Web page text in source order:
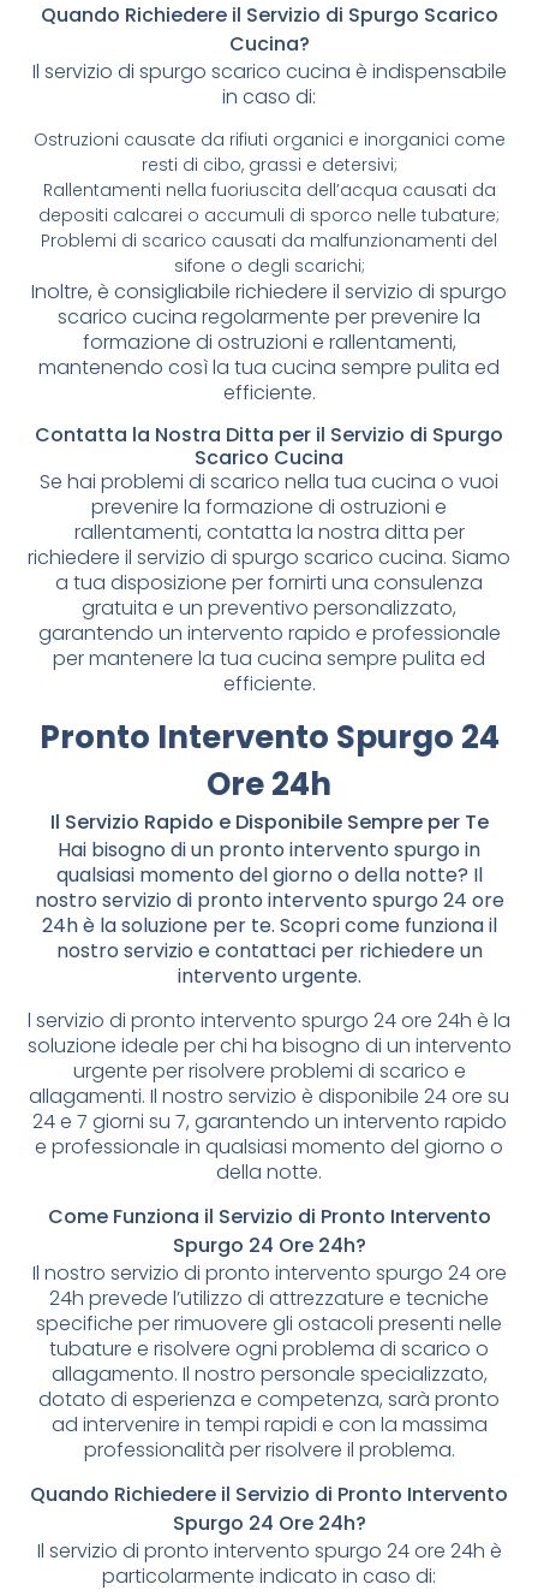
Quando Richiedere il Servizio di Spurgo Scarico
Cucina?
Il servizio di spurgo scarico cucina è indispensabile
in caso di:
Ostruzioni causate da rifiuti organici e inorganici come
resti di cibo, grassi e detersivi;
Rallentamenti nella fuoriuscita dell’acqua causati da
depositi calcarei o accumuli di sporco nelle tubature;
Problemi di scarico causati da malfunzionamenti del
sifone o degli scarichi;
Inoltre, è consigliabile richiedere il servizio di spurgo
scarico cucina regolarmente per prevenire la
formazione di ostruzioni e rallentamenti,
mantenendo così la tua cucina sempre pulita ed
efficiente.
Contatta la Nostra Ditta per il Servizio di Spurgo
Scarico Cucina
Se hai problemi di scarico nella tua cucina o vuoi
prevenire la formazione di ostruzioni e
rallentamenti, contatta la nostra ditta per
richiedere il servizio di spurgo scarico cucina. Siamo
a tua disposizione per fornirti una consulenza
gratuita e un preventivo personalizzato,
garantendo un intervento rapido e professionale
per mantenere la tua cucina sempre pulita ed
efficiente.
Pronto Intervento Spurgo 24
Ore 24h
Il Servizio Rapido e Disponibile Sempre per Te
Hai bisogno di un pronto intervento spurgo in
qualsiasi momento del giorno o della notte? Il
nostro servizio di pronto intervento spurgo 24 ore
24h è la soluzione per te. Scopri come funziona il
nostro servizio e contattaci per richiedere un
intervento urgente.
l servizio di pronto intervento spurgo 24 ore 24h è la
soluzione ideale per chi ha bisogno di un intervento
urgente per risolvere problemi di scarico e
allagamenti. Il nostro servizio è disponibile 24 ore su
24 e 7 giorni su 7, garantendo un intervento rapido
e professionale in qualsiasi momento del giorno o
della notte.
Come Funziona il Servizio di Pronto Intervento
Spurgo 24 Ore 24h?
Il nostro servizio di pronto intervento spurgo 24 ore
24h prevede l’utilizzo di attrezzature e tecniche
specifiche per rimuovere gli ostacoli presenti nelle
tubature e risolvere ogni problema di scarico o
allagamento. Il nostro personale specializzato,
dotato di esperienza e competenza, sarà pronto
ad intervenire in tempi rapidi e con la massima
professionalità per risolvere il problema.
Quando Richiedere il Servizio di Pronto Intervento
Spurgo 24 Ore 24h?
Il servizio di pronto intervento spurgo 24 ore 24h è
particolarmente indicato in caso di: